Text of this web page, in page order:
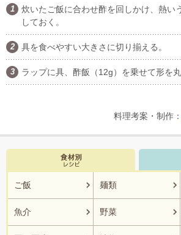
炊いたご飯に合わせ酢を回しかけ、熱い
しておく。
具を食べやすい大きさに切り揃える。
ラップに具、酢飯（12g）を乗せて形を丸
料理考案・制作：
ご飯 麺類
魚介 野菜